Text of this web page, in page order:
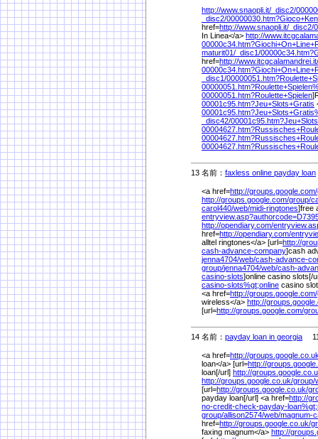
http://www.snaopli.it/ _disc2/
_disc2/
href=http://www.snaopli.it/ _disc2/
In Linea</a> http://
maturit01/ _disc1/
href=http://www.itcgcalamandrei.it/
_disc1/
00000051.htm?Roulette+Spielen
00001c95.htm?Jeu+Slots+Gratis
_disc42/
13 名前： faxless online payday loan
<a href=http://groups.google.com/
http://groups.google.com/group/
carol440/web/midi-ringtones]free
http://opendiary.com/
href=http://opendiary.com/
alltel ringtones</a> [url=http://
cash-advance-company]cash
jenna4704/web/cash-advance-
group/jenna4704/web/cash-
casino-slots]online casino slots[/
casino-slots%gt;online casino
<a href=http://groups.google.com/
wireless</a> http://
[url=http://groups.google.com/
14 名前： payday loan in georgia
<a href=http://
loan</a> [url=http://
loan[/url] http://
http://groups.google.co.uk/group/
[url=http://groups.google.co.uk/
payday loan[/url] <a href=http://
no-credit-check-payday-loan%
group/allison2574/web/magnum-
href=http://groups.google.co.uk/
faxing magnum</a> http://